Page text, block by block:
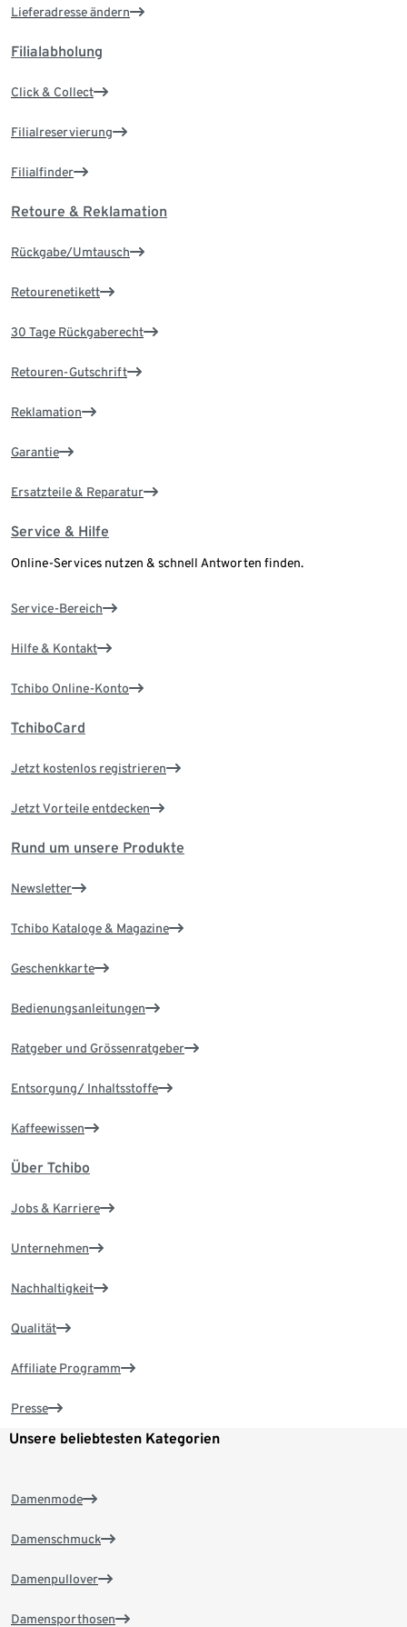
Lieferadresse ändern
Filialabholung
Click & Collect
Filialreservierung
Filialfinder
Retoure & Reklamation
Rückgabe/Umtausch
Retourenetikett
30 Tage Rückgaberecht
Retouren-Gutschrift
Reklamation
Garantie
Ersatzteile & Reparatur
Service & Hilfe
Online-Services nutzen & schnell Antworten finden.
Service-Bereich
Hilfe & Kontakt
Tchibo Online-Konto
TchiboCard
Jetzt kostenlos registrieren
Jetzt Vorteile entdecken
Rund um unsere Produkte
Newsletter
Tchibo Kataloge & Magazine
Geschenkkarte
Bedienungsanleitungen
Ratgeber und Grössenratgeber
Entsorgung/ Inhaltsstoffe
Kaffeewissen
Über Tchibo
Jobs & Karriere
Unternehmen
Nachhaltigkeit
Qualität
Affiliate Programm
Presse
Unsere beliebtesten Kategorien
Damenmode
Damenschmuck
Damenpullover
Damensporthosen